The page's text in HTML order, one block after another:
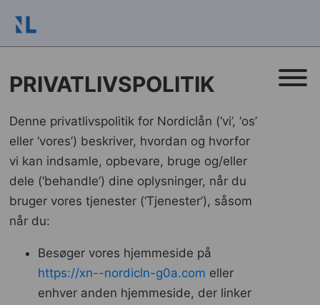
PRIVATLIVSPOLITIK
Denne privatlivspolitik for Nordiclån (‘vi’, ‘os’
eller ‘vores’) beskriver, hvordan og hvorfor
vi kan indsamle, opbevare, bruge og/eller
dele (‘behandle’) dine oplysninger, når du
bruger vores tjenester (‘Tjenester’), såsom
når du:
Besøger vores hjemmeside på
https://xn--nordicln-g0a.com eller
enhver anden hjemmeside, der linker